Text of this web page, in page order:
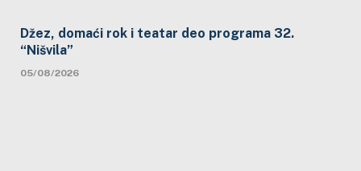
Džez, domaći rok i teatar deo programa 32.
“Nišvila”
05/08/2026